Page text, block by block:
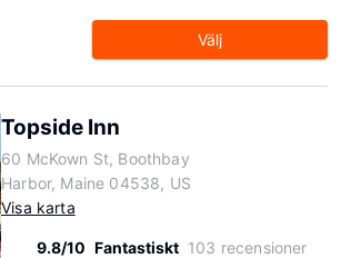
Välj
Topside Inn
60 McKown St, Boothbay
Harbor, Maine 04538, US
Visa karta
9.8/10 Fantastiskt 103 recensioner